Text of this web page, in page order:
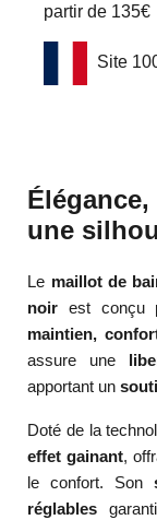
partir de 135€
Site
une
Le maillot de
noir est conçu
maintien,
assure une
apportant un
Doté de la
effet gainant,
le confort. Son
réglables